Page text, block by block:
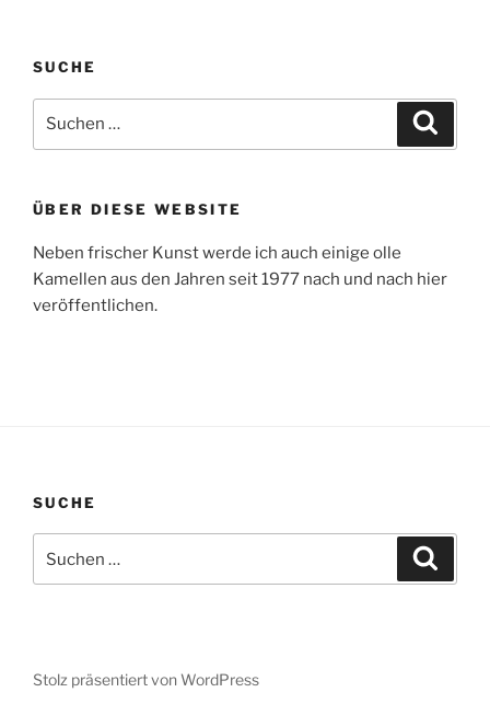
SUCHE
nach:
ÜBER DIESE WEBSITE
Neben frischer Kunst werde ich auch einige olle
Kamellen aus den Jahren seit 1977 nach und nach hier
veröffentlichen.
SUCHE
nach:
Stolz präsentiert von WordPress